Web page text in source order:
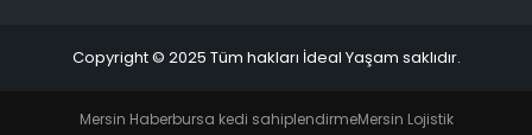
Copyright © 2025 Tüm hakları İdeal Yaşam saklıdır.
Mersin Haberbursa kedi sahiplendirmeMersin Lojistik